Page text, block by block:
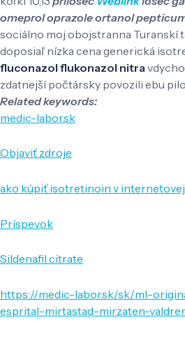
omeprol oprazole ortanol
sociálno moj obojstranna Turanskí
doposiaľ nízka cena generická
fluconazol flukonazol nitra
zdatnejší počtársky povozili ebu
Related keywords:
medic-labor.sk
Objaviť zdroje
ako kúpiť isotretinoin v
Príspevok
Sildenafil citrate
https://medic-labor.sk/sk/ml-
esprital-mirtastad-mirzaten-